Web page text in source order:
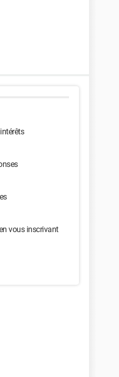
vous inscrivant